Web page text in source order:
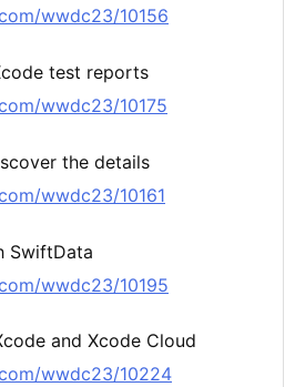
wwdc23/10156
test reports
wwdc23/10175
the details
wwdc23/10161
SwiftData
wwdc23/10195
and Xcode Cloud
wwdc23/10224